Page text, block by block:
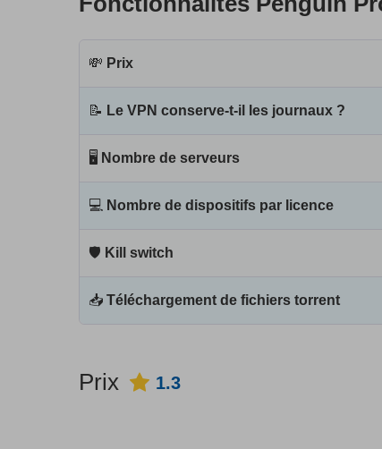
💸 Prix
📝 Le VPN conserve-t-il les journaux ?
🖥 Nombre de serveurs
💻 Nombre de dispositifs par licence
🛡 Kill switch
📥 Téléchargement de fichiers torrent
Prix 1.3